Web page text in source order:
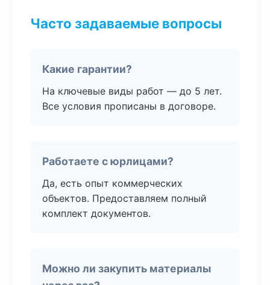
Часто задаваемые вопросы
Какие гарантии?
На ключевые виды работ — до 5 лет.
Все условия прописаны в договоре.
Работаете с юрлицами?
Да, есть опыт коммерческих
объектов. Предоставляем полный
комплект документов.
Можно ли закупить материалы